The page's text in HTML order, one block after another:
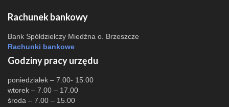
Rachunek bankowy
Bank Spółdzielczy Miedźna o. Brzeszcze
Rachunki bankowe
Godziny pracy urzędu
poniedziałek – 7.00- 15.00
wtorek – 7.00 – 17.00
środa – 7.00 – 15.00